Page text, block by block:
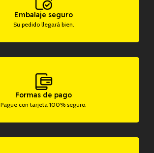
Embalaje seguro
Su pedido llegará bien.
Formas de pago
Pague con tarjeta 100% seguro.